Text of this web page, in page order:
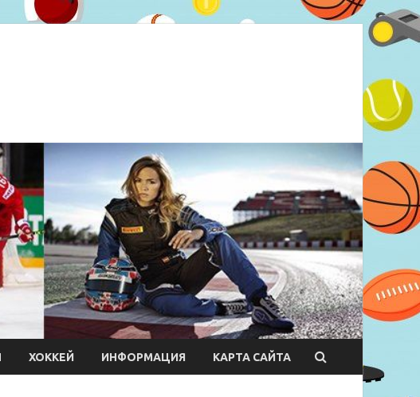
ХОККЕЙ ИНФОРМАЦИЯ КАРТА САЙТА